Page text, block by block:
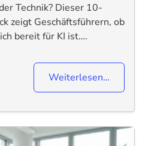
Technik? Dieser 10-
zeigt Geschäftsführern, ob
bereit für KI ist….
Weiterlesen…